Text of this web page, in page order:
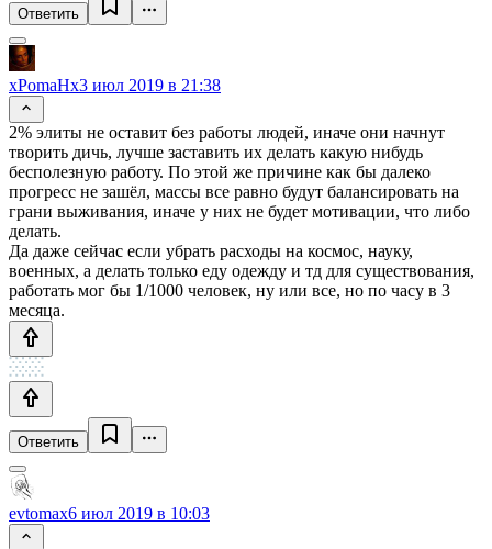
Ответить
xPomaHx3 июл 2019 в 21:38
2% элиты не оставит без работы людей, иначе они начнут
творить дичь, лучше заставить их делать какую нибудь
бесполезную работу. По этой же причине как бы далеко
прогресс не зашёл, массы все равно будут балансировать на
грани выживания, иначе у них не будет мотивации, что либо
делать.
Да даже сейчас если убрать расходы на космос, науку,
военных, а делать только еду одежду и тд для существования,
работать мог бы 1/1000 человек, ну или все, но по часу в 3
месяца.
Ответить
evtomax6 июл 2019 в 10:03